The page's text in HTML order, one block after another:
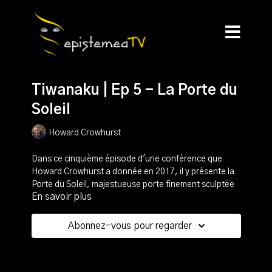
Tiwanaku | Ep 5 - La Porte du
Soleil
Howard Crowhurst
Dans ce cinquième épisode d'une conférence que
Howard Crowhurst a donnée en 2017, il y présente la
Porte du Soleil, majestueuse porte finement sculptée
faite d'un seul bloc d'andésite de plus de 10 tonnes.
Il nous dévoile ses mesures et ses proportions, sa
relation avec l'enceinte mégalithique de Kalasasaya,
En savoir plus
Abonnez-vous pour regarder